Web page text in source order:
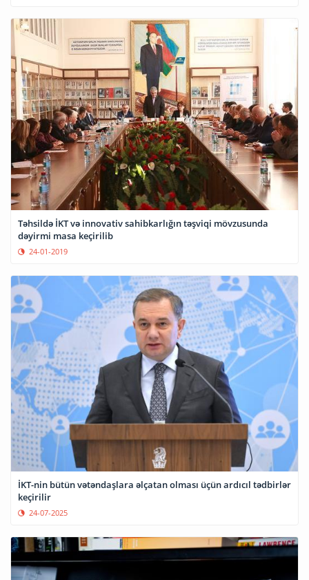
Təhsildə İKT və innovativ sahibkarlığın təşviqi mövzusunda
dəyirmi masa keçirilib
24-01-2019
İKT-nin bütün vətəndaşlara əlçatan olması üçün ardıcıl tədbirlər
keçirilir
24-07-2025